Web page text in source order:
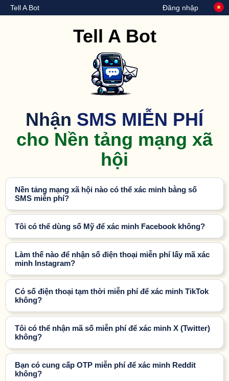
Tell A Bot Đăng nhập
Tell A Bot
Nhận SMS MIỄN PHÍ
cho Nền tảng mạng xã
hội
Nền tảng mạng xã hội nào có thể xác minh bằng số
SMS miễn phí?
Tôi có thể dùng số Mỹ để xác minh Facebook không?
Làm thế nào để nhận số điện thoại miễn phí lấy mã xác
minh Instagram?
Có số điện thoại tạm thời miễn phí để xác minh TikTok
không?
Tôi có thể nhận mã số miễn phí để xác minh X (Twitter)
không?
Bạn có cung cấp OTP miễn phí để xác minh Reddit
không?